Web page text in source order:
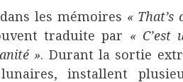
les mémoires « That’s
traduite par « C’est
». Durant la sortie
installent